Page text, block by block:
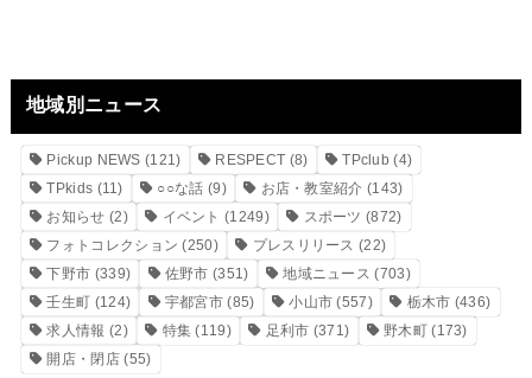
地域別ニュース
Pickup NEWS (121) RESPECT (8) TPclub (4)
TPkids (11) ○○な話 (9) お店・教室紹介 (143)
お知らせ (2) イベント (1249) スポーツ (872)
フォトコレクション (250) プレスリリース (22)
下野市 (339) 佐野市 (351) 地域ニュース (703)
壬生町 (124) 宇都宮市 (85) 小山市 (557) 栃木市 (436)
求人情報 (2) 特集 (119) 足利市 (371) 野木町(173)
開店・閉店(55)